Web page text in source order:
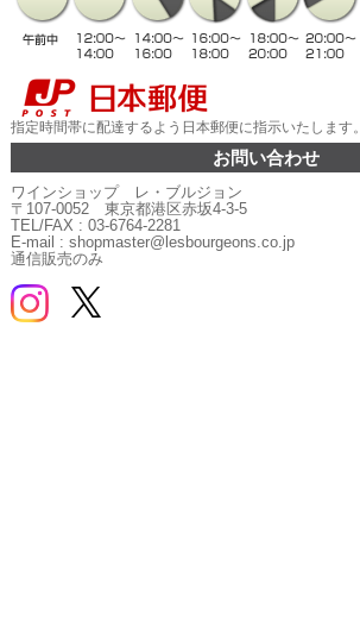
指定時間帯に配達するよう日本郵便に指示いたします。
お問い合わせ
ワインショップ レ・ブルジョン
〒107-0052 東京都港区赤坂4-3-5
TEL/FAX : 03-6764-2281
E-mail : shopmaster@lesbourgeons.co.jp
通信販売のみ